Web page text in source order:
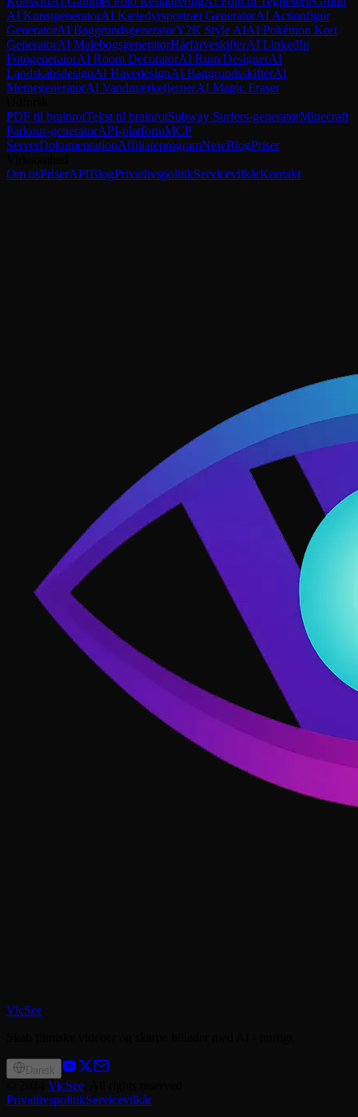
AI KunstgeneratorAI Kæledyrsportræt GeneratorAI Actionfigur
GeneratorAI BaggrundsgeneratorY2K Style AIAI Pokémon Kort
GeneratorAI MalebogsgeneratorHårfarveskifterAI LinkedIn
FotogeneratorAI Room DecoratorAI Rum DesignerAI
LandskabsdesignAI HavedesignAI BaggrundsskifterAI
MemegeneratorAI VandmærkefjernerAI Magic Eraser
PDF til brainrotTekst til brainrotSubway Surfers-generatorMinecraft
Parkour-generatorAPI-platformMCP
ServerDokumentationAffiliateprogramNewBlogPriser
Om osPriserAPIBlogPrivatlivspolitikServicevilkårKontakt
VicSee
Dansk
VicSee
PrivatlivspolitikServicevilkår